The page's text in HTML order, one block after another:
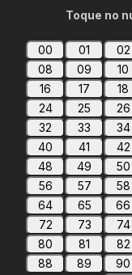
Toque no
00 01 02
08
09 10
16
17 18
24
25 26
32
33 34
40
41 42
48
49 50
56
57 58
64
65 66
72
73 74
80
81 82
88
89 90